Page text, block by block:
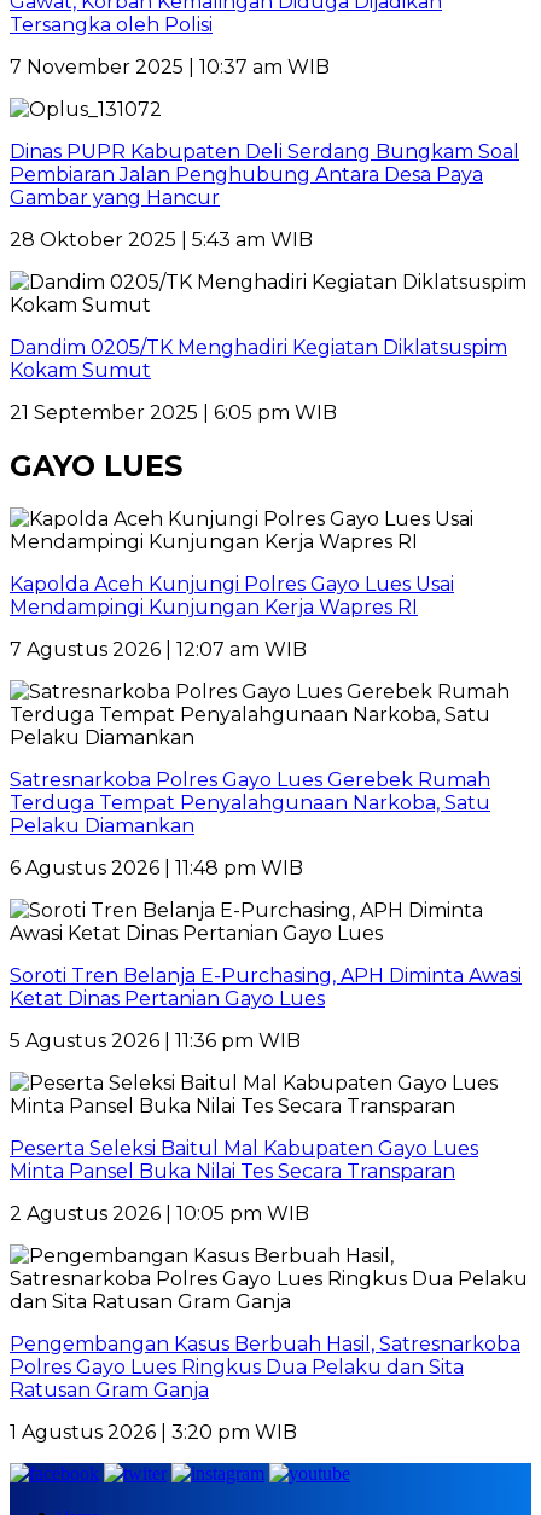
Tersangka oleh Polisi
7 November 2025 | 10:37 am WIB
Dinas PUPR Kabupaten Deli Serdang Bungkam Soal
Pembiaran Jalan Penghubung Antara Desa Paya
Gambar yang Hancur
28 Oktober 2025 | 5:43 am WIB
Dandim 0205/TK Menghadiri Kegiatan Diklatsuspim
Kokam Sumut
21 September 2025 | 6:05 pm WIB
GAYO LUES
Kapolda Aceh Kunjungi Polres Gayo Lues Usai
Mendampingi Kunjungan Kerja Wapres RI
7 Agustus 2026 | 12:07 am WIB
Satresnarkoba Polres Gayo Lues Gerebek Rumah
Terduga Tempat Penyalahgunaan Narkoba, Satu
Pelaku Diamankan
6 Agustus 2026 | 11:48 pm WIB
Soroti Tren Belanja E-Purchasing, APH Diminta Awasi
Ketat Dinas Pertanian Gayo Lues
5 Agustus 2026 | 11:36 pm WIB
Peserta Seleksi Baitul Mal Kabupaten Gayo Lues
Minta Pansel Buka Nilai Tes Secara Transparan
2 Agustus 2026 | 10:05 pm WIB
Pengembangan Kasus Berbuah Hasil, Satresnarkoba
Polres Gayo Lues Ringkus Dua Pelaku dan Sita
Ratusan Gram Ganja
1 Agustus 2026 | 3:20 pm WIB